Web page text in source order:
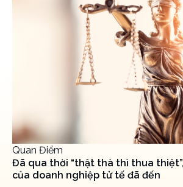
Quan Điểm
Đã qua thời “thật thà thì thua
của doanh nghiệp tử tế đã đến